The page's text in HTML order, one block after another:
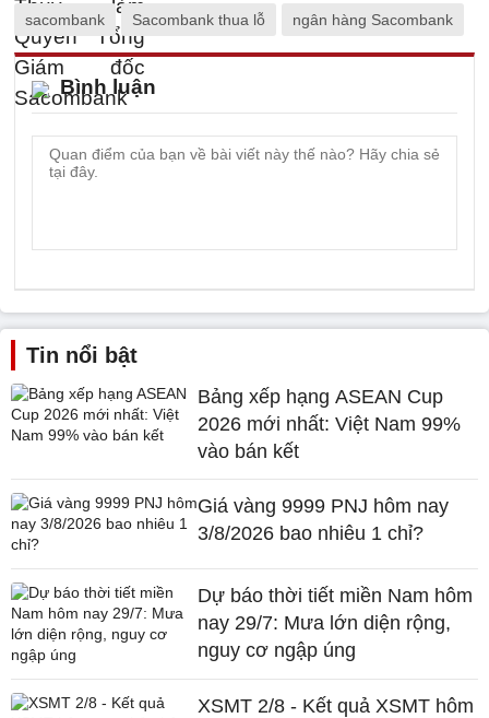
sacombank Sacombank thua lỗ ngân hàng Sacombank
Bình luận
Tin nổi bật
Bảng xếp hạng ASEAN Cup
2026 mới nhất: Việt Nam 99%
vào bán kết
Giá vàng 9999 PNJ hôm nay
3/8/2026 bao nhiêu 1 chỉ?
Dự báo thời tiết miền Nam hôm
nay 29/7: Mưa lớn diện rộng,
nguy cơ ngập úng
XSMT 2/8 - Kết quả XSMT hôm